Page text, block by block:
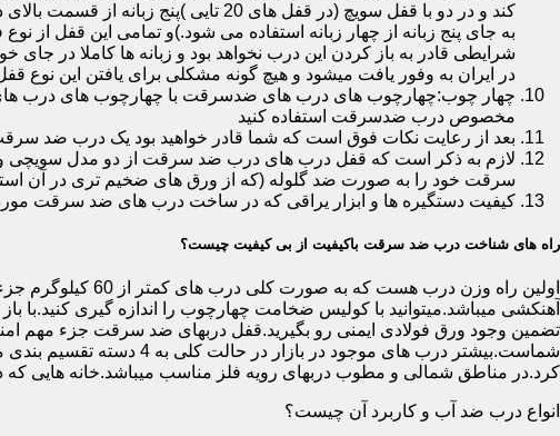
به جای پنج زبانه از چهار زبانه استفاده می شود.)و تمامی این قفل
شرایطی قادر به باز کردن این درب نخواهد بود و زبانه ها کاملا در
در ایران به وفور یافت میشود و هیچ گونه مشکلی برای یافتن این نوع
چهار چوب:چهارچوب های درب های ضدسرقت با چهارچوب های درب های
مخصوص درب ضدسرقت استفاده کنید
بعد از رعایت نکات فوق است که شما قادر خواهید بود یک درب ضد
لازم به ذکر است که قفل درب های درب ضد سرقت از دو مدل سویچی و
سرقت خود را به صورت ضد گلوله (که از ورق های ضخیم تری در آن
کیفیت دستگیره ها و ابزار یراقی که در ساخت درب های ضد سرقت
راه های شناخت درب ضد سرقت باکیفیت از بی کیفیت چیست؟
آهنکشی میباشد.میتوانید با کولیس ضخامت چهارچوب را اندازه گیری کنید.با
تضمین وجود ورق فولادی ایمنی رو بگیرید.قفل دربهای ضد سرقت جزء مهم
شماست.بیشتر درب های
کرد.در مناطق شمالی و مطوب دربهای رویه فلز مناسب میباشد.خانه هایی
انواع درب ضد آب و کاربرد آن چیست؟